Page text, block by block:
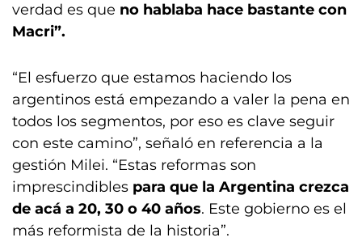
verdad es que no hablaba hace bastante con
Macri”.
“El esfuerzo que estamos haciendo los
argentinos está empezando a valer la pena en
todos los segmentos, por eso es clave seguir
con este camino”, señaló en referencia a la
gestión Milei. “Estas reformas son
imprescindibles para que la Argentina crezca
de acá a 20, 30 o 40 años. Este gobierno es el
más reformista de la historia”.